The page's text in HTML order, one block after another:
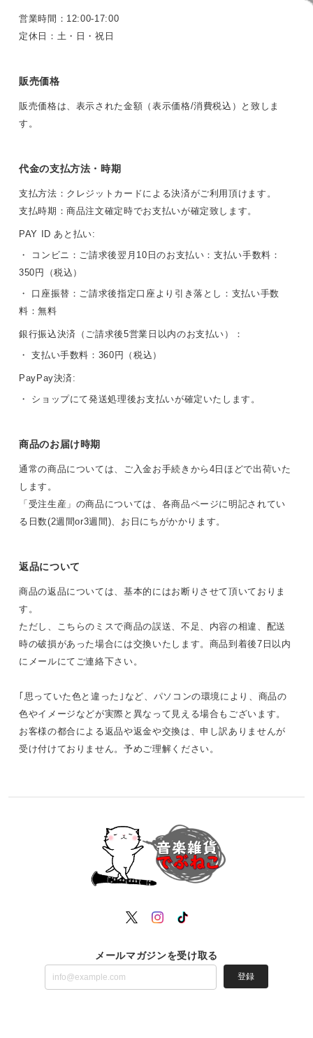
営業時間：12:00-17:00
定休日：土・日・祝日
販売価格
販売価格は、表示された金額（表示価格/消費税込）と致しま
す。
代金の支払方法・時期
支払方法：クレジットカードによる決済がご利用頂けます。
支払時期：商品注文確定時でお支払いが確定致します。
PAY ID あと払い:
・ コンビニ：ご請求後翌月10日のお支払い：支払い手数料：
350円（税込）
・ 口座振替：ご請求後指定口座より引き落とし：支払い手数
料：無料
銀行振込決済（ご請求後5営業日以内のお支払い）：
・ 支払い手数料：360円（税込）
PayPay決済:
・ ショップにて発送処理後お支払いが確定いたします。
商品のお届け時期
通常の商品については、ご入金お手続きから4日ほどで出荷いた
します。
「受注生産」の商品については、各商品ページに明記されてい
る日数(2週間or3週間)、お日にちがかかります。
返品について
商品の返品については、基本的にはお断りさせて頂いておりま
す。
ただし、こちらのミスで商品の誤送、不足、内容の相違、配送
時の破損があった場合には交換いたします。商品到着後7日以内
にメールにてご連絡下さい。
｢思っていた色と違った｣など、パソコンの環境により、商品の
色やイメージなどが実際と異なって見える場合もございます。
お客様の都合による返品や返金や交換は、申し訳ありませんが
受け付けておりません。予めご理解ください。
メールマガジンを受け取る
登録